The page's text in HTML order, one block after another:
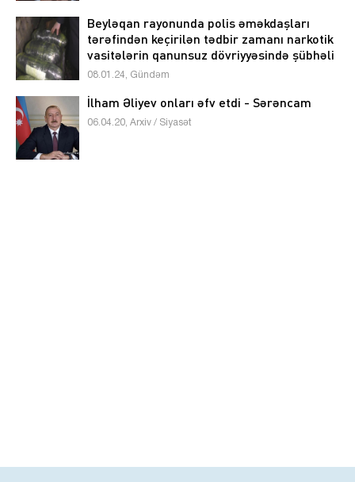
Beyləqan rayonunda polis əməkdaşları
tərəfindən keçirilən tədbir zamanı narkotik
vasitələrin qanunsuz dövriyyəsində şübhəli
bilinən şəxs saxlanılıb, digər tədbirlərlə isə
08.01.24, Gündəm
İlham Əliyev onları əfv etdi - Sərəncam
06.04.20, Arxiv / Siyasət